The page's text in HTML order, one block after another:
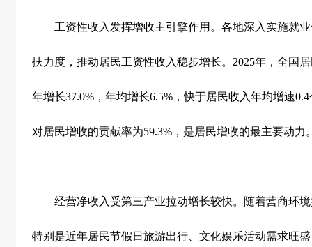
工资性收入发挥增收主引擎作用。各地深入实施就业
扶力度，推动居民工资性收入稳步增长。 2025年，全国
年增长37.0% ，年均增长6.5% ，快于居民收入年均增速0.4
对居民增收的贡献率为59.3% ，是居民增收的最主要动力
经营净收入受第三产业拉动增长较快。随着营商环境
特别是近年居民节假日旅游出行、文化娱乐活动需求旺